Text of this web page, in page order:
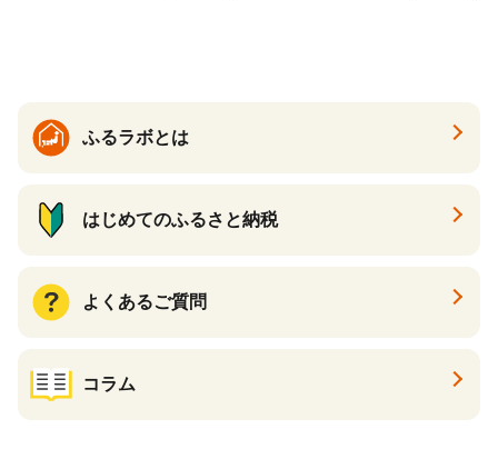
ふるラボとは
はじめてのふるさと納税
よくあるご質問
コラム